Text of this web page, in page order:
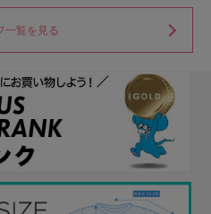
一覧を見る